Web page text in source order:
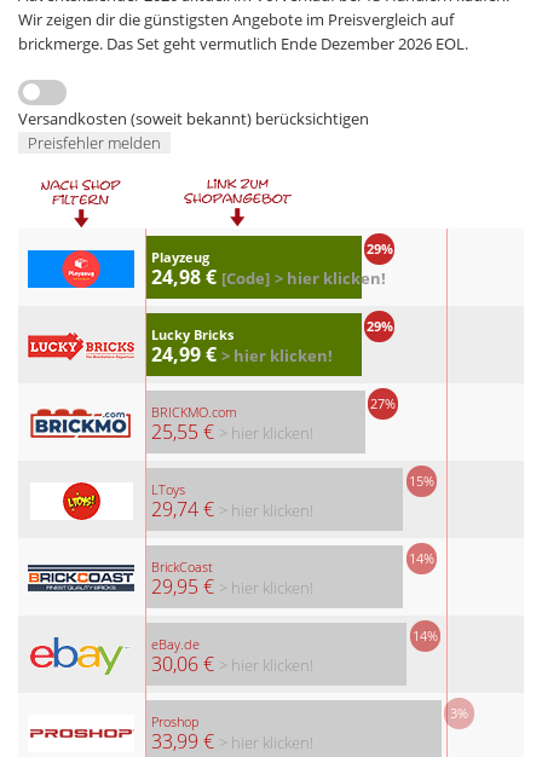
Wir zeigen dir die günstigsten Angebote im Preisvergleich auf
brickmerge. Das Set geht vermutlich Ende Dezember 2026 EOL.
Versandkosten (soweit bekannt) berücksichtigen
Preisfehler melden
Playzeug
24,98 € [Code]
29%
> hier klicken!
Lucky Bricks
24,99 €
29%
> hier klicken!
BRICKMO.com
25,55 €
27%
> hier klicken!
LToys
29,74 €
15%
> hier klicken!
BrickCoast
29,95 €
14%
> hier klicken!
eBay.de
30,06 €
14%
> hier klicken!
Proshop
33,99 €
3%
> hier klicken!